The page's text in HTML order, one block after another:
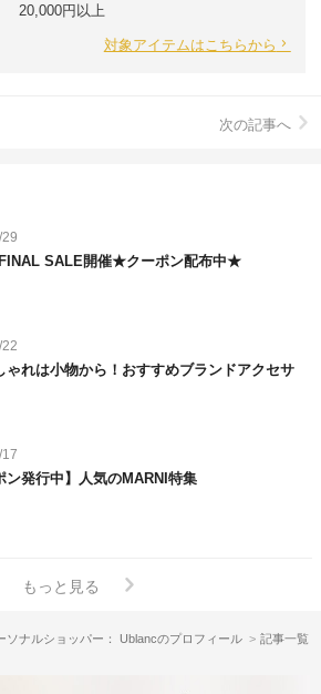
20,000円以上
対象アイテムはこちらから
次の記事へ
SALE開催★クーポン配布中★
ゃれは小物から！おすすめブランドアクセサ
ン発行中】人気のMARNI特集
もっと見る
ソナルショッパー： Ublancのプロフィール 記事一覧